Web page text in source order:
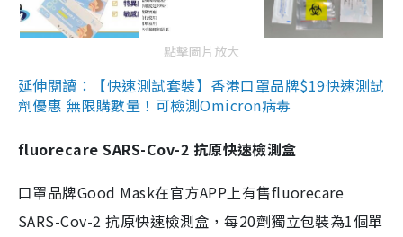
點擊圖片放大
延伸閱讀：【快速測試套裝】香港口罩品牌$19快速測試
劑優惠 無限購數量！可檢測Omicron病毒
fluorecare SARS-Cov-2 抗原快速檢測盒
口罩品牌Good Mask在官方APP上有售fluorecare
SARS-Cov-2 抗原快速檢測盒，每20劑獨立包裝為1個單